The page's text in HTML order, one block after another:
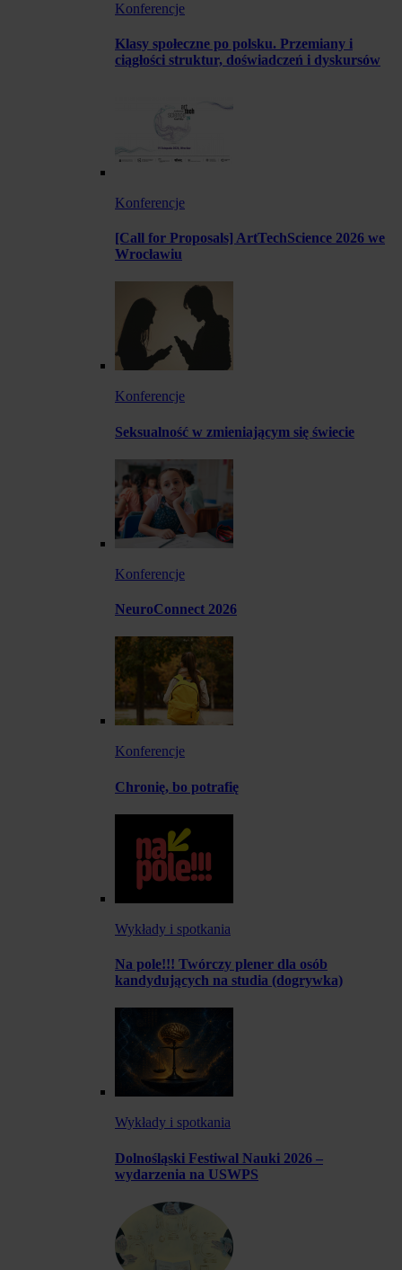
Konferencje
Klasy społeczne po polsku. Przemiany i
ciągłości struktur, doświadczeń i dyskursów
Konferencje
[Call for Proposals] ArtTechScience 2026 we
Wrocławiu
Konferencje
Seksualność w zmieniającym się świecie
Konferencje
NeuroConnect 2026
Konferencje
Chronię, bo potrafię
Wykłady i spotkania
Na pole!!! Twórczy plener dla osób
kandydujących na studia (dogrywka)
Wykłady i spotkania
Dolnośląski Festiwal Nauki 2026 –
wydarzenia na USWPS